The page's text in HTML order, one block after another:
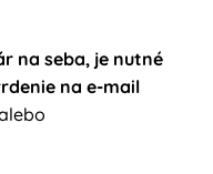
na seba, je nutné
na e-mail